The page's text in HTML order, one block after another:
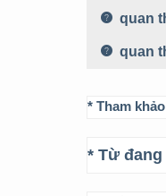
quan
quan
* Tham
* Từ